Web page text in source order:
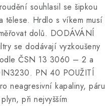
souhlasil se šipkou
tělese. Hrdlo s víkem musí
dolů. DODÁVÁNÍ
se dodávají vyzkoušeny
ČSN 13 3060 – 2 a
PN 40 POUŽITÍ
neagresivní kapaliny, páru
při nejvyšším